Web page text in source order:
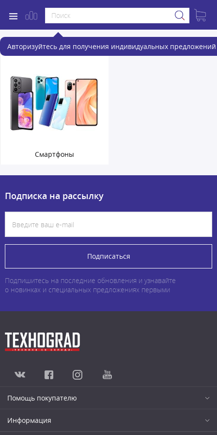
Авторизуйтесь для получения индивидуальных предложений
Смартфоны, мобильные телефоны
Смартфоны
Подписка на рассылку
Подписаться
Подпишитесь на последние обновления и узнавайте
о новинках и специальных предложениях первыми
Помощь покупателю
Информация